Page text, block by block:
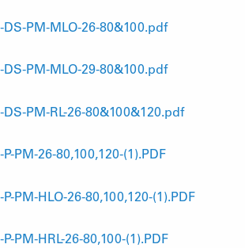
DS-PM-MLO-26-80&100.pdf
DS-PM-MLO-29-80&100.pdf
DS-PM-RL-26-80&100&120.pdf
PM-26-80,100,120-(1).PDF
PM-HLO-26-80,100,120-(1).PDF
PM-HRL-26-80,100-(1).PDF